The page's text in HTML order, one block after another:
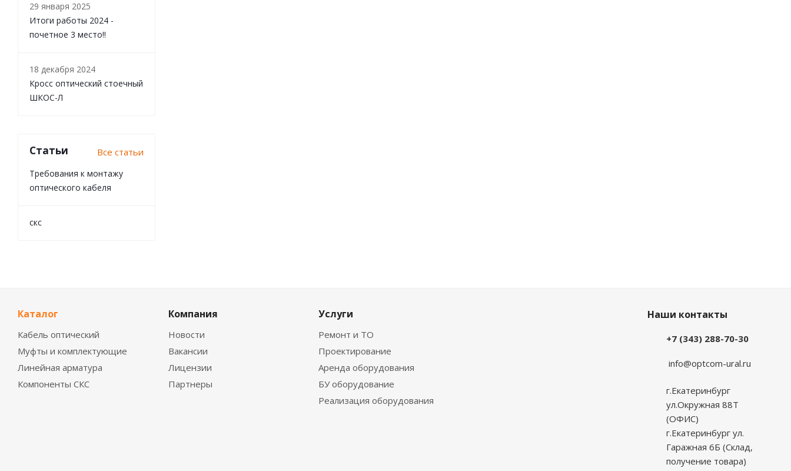
29 января 2025
Итоги работы 2024 -
почетное 3 место!!
18 декабря 2024
Кросс оптический стоечный
ШКОС-Л
Статьи Все статьи
Требования к монтажу
оптического кабеля
скс
Каталог
Кабель оптический
Муфты и комплектующие
Линейная арматура
Компоненты СКС
Компания
Новости
Вакансии
Лицензии
Партнеры
Услуги
Ремонт и ТО
Проектирование
Аренда оборудования
БУ оборудование
Реализация оборудования
Наши контакты
+7 (343) 288-70-30
info@optcom-ural.ru
г.Екатеринбург
ул.Окружная 88Т
(ОФИС)
г.Екатеринбург ул.
Гаражная 6Б (Склад,
получение товара)